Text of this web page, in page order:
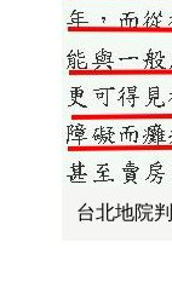
台北地院